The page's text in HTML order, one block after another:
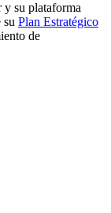
y su plataforma
su Plan Estratégico
de